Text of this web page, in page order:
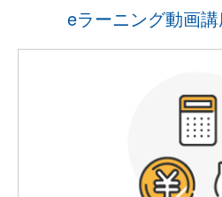
eラーニング動画